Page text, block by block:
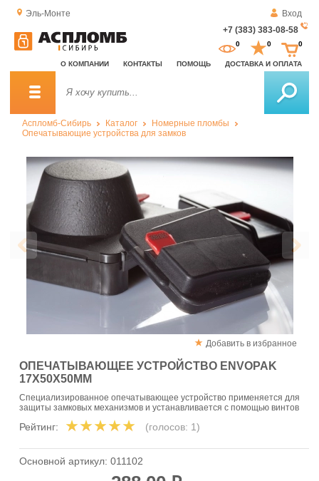
Эль-Монте
Вход
+7 (383) 383-08-58
О КОМПАНИИ КОНТАКТЫ ПОМОЩЬ ДОСТАВКА И ОПЛАТА
0 0 0
Аспломб-Сибирь Каталог
Номерные пломбы
Опечатывающие устройства для замков
Добавить в избранное
ОПЕЧАТЫВАЮЩЕЕ УСТРОЙСТВО ENVOPAK
17Х50Х50ММ
Специализированное опечатывающее устройство применяется для
защиты замковых механизмов и устанавливается с помощью винтов
Рейтинг: (голосов: 1)
Основной артикул: 011102